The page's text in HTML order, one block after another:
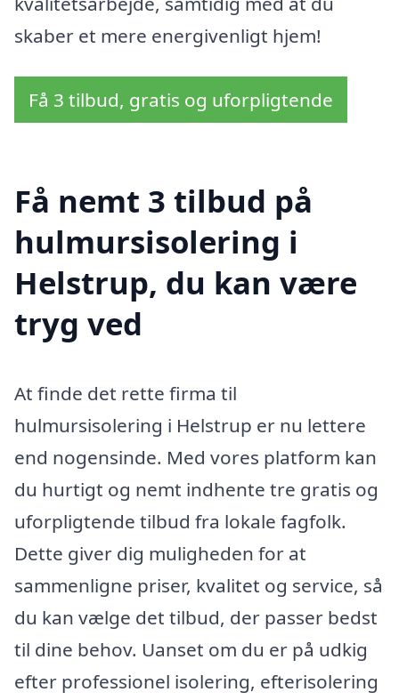
skaber et mere energivenligt hjem!
Få 3 tilbud, gratis og uforpligtende
Få nemt 3 tilbud på
hulmursisolering i
Helstrup, du kan være
tryg ved
At finde det rette firma til
hulmursisolering i Helstrup er nu lettere
end nogensinde. Med vores platform kan
du hurtigt og nemt indhente tre gratis og
uforpligtende tilbud fra lokale fagfolk.
Dette giver dig muligheden for at
sammenligne priser, kvalitet og service, så
du kan vælge det tilbud, der passer bedst
til dine behov. Uanset om du er på udkig
efter professionel isolering, efterisolering